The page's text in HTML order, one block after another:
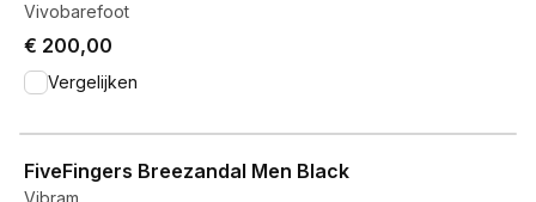
Vivobarefoot
€ 200,00
Vergelijken
FiveFingers Breezandal Men Black
Vibram